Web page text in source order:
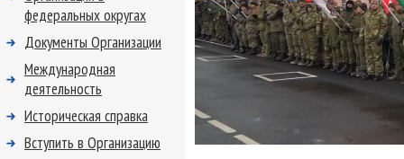
федеральных округах
Документы Организации
Международная
деятельность
Историческая справка
Вступить в Организацию